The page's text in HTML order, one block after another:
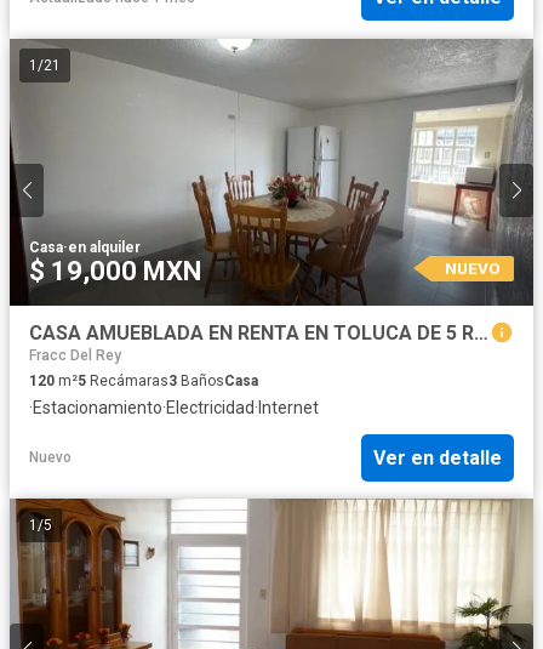
1 /21
Casa·en alquiler
$ 19,000 MXN NUEVO
CASA AMUEBLADA EN RENTA EN TOLUCA DE 5 REC, FACTURABLE
Fracc Del Rey
120 m²5 Recámaras3 BañosCasa
·Estacionamiento·Electricidad· Internet
Nuevo Ver en detalle
1 /5